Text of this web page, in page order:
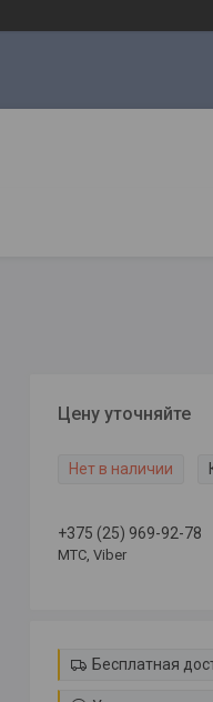
Цену уточняйте
Нет в наличии
+375 (25) 969-92-78
МТС, Viber
Бесплатная